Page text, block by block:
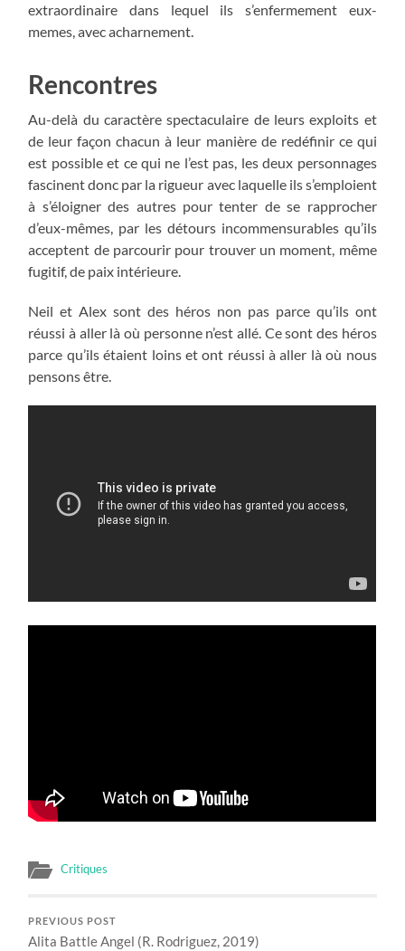
extraordinaire dans lequel ils s’enfermement eux-
memes, avec acharnement.
Rencontres
Au-delà du caractère spectaculaire de leurs exploits et
de leur façon chacun à leur manière de redéfinir ce qui
est possible et ce qui ne l’est pas, les deux personnages
fascinent donc par la rigueur avec laquelle ils s’emploient
à s’éloigner des autres pour tenter de se rapprocher
d’eux-mêmes, par les détours incommensurables qu’ils
acceptent de parcourir pour trouver un moment, même
fugitif, de paix intérieure.
Neil et Alex sont des héros non pas parce qu’ils ont
réussi à aller là où personne n’est allé. Ce sont des héros
parce qu’ils étaient loins et ont réussi à aller là où nous
pensons être.
Critiques
PREVIOUS POST
Alita Battle Angel (R. Rodriguez, 2019)